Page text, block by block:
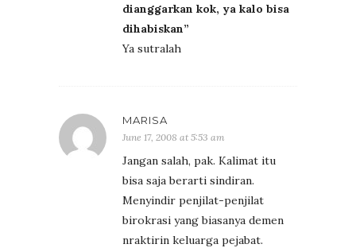
dianggarkan kok, ya kalo bisa
dihabiskan”
Ya sutralah
MARISA
June 17, 2008 at 5:53 am
Jangan salah, pak. Kalimat itu
bisa saja berarti sindiran.
Menyindir penjilat-penjilat
birokrasi yang biasanya demen
nraktirin keluarga pejabat.